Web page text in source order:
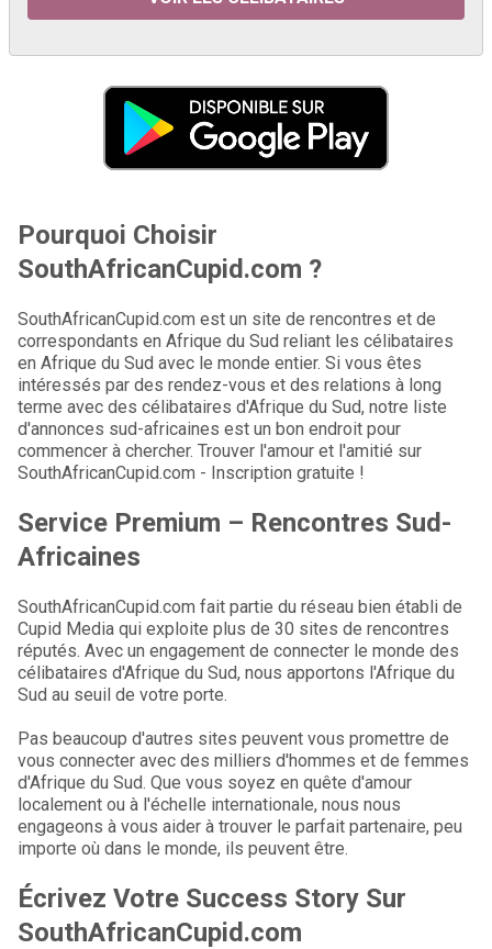
Pourquoi Choisir
SouthAfricanCupid.com ?
SouthAfricanCupid.com est un site de rencontres et de
correspondants en Afrique du Sud reliant les célibataires
en Afrique du Sud avec le monde entier. Si vous êtes
intéressés par des rendez-vous et des relations à long
terme avec des célibataires d'Afrique du Sud, notre liste
d'annonces sud-africaines est un bon endroit pour
commencer à chercher. Trouver l'amour et l'amitié sur
SouthAfricanCupid.com - Inscription gratuite !
Service Premium – Rencontres Sud-
Africaines
SouthAfricanCupid.com fait partie du réseau bien établi de
Cupid Media qui exploite plus de 30 sites de rencontres
réputés. Avec un engagement de connecter le monde des
célibataires d'Afrique du Sud, nous apportons l'Afrique du
Sud au seuil de votre porte.
Pas beaucoup d'autres sites peuvent vous promettre de
vous connecter avec des milliers d'hommes et de femmes
d'Afrique du Sud. Que vous soyez en quête d'amour
localement ou à l'échelle internationale, nous nous
engageons à vous aider à trouver le parfait partenaire, peu
importe où dans le monde, ils peuvent être.
Écrivez Votre Success Story Sur
SouthAfricanCupid.com